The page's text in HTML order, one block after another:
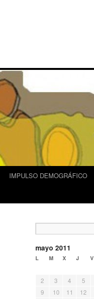
IMPULSO DEMOGRÁFICO
mayo 2011
L M X J V
2
3 4 5
9
10 11 12